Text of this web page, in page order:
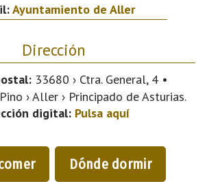
Ayuntamiento de Aller
Dirección
33680 › Ctra. General, 4 •
› Aller › Principado de Asturias.
digital: Pulsa aquí
Dónde dormir